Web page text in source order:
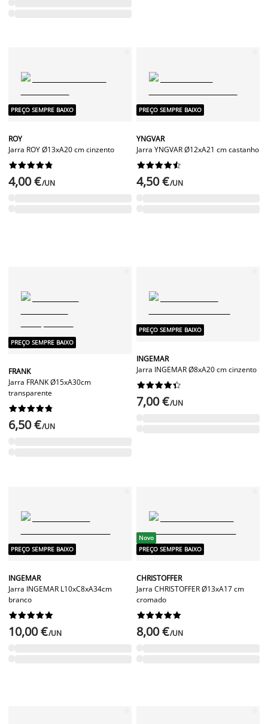
PREÇO SEMPRE BAIXO
ROY
Jarra ROY Ø13xA20 cm cinzento






4,00 €/UN
PREÇO SEMPRE BAIXO
YNGVAR
Jarra YNGVAR Ø12xA21 cm castanho






4,50 €/UN
PREÇO SEMPRE BAIXO
FRANK
Jarra FRANK Ø15xA30cm
transparente






6,50 €/UN
PREÇO SEMPRE BAIXO
INGEMAR
Jarra INGEMAR Ø8xA20 cm cinzento






7,00 €/UN
PREÇO SEMPRE BAIXO
INGEMAR
Jarra INGEMAR L10xC8xA34cm
branco






10,00 €/UN
Novo
PREÇO SEMPRE BAIXO
CHRISTOFFER
Jarra CHRISTOFFER Ø13xA17 cm
cromado






8,00 €/UN